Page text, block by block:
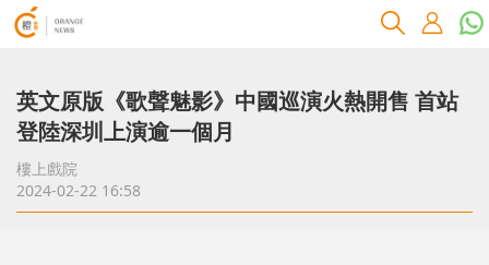
英文原版《歌聲魅影》中國巡演火熱開售 首站
登陸深圳上演逾一個月
樓上戲院
2024-02-22 16:58